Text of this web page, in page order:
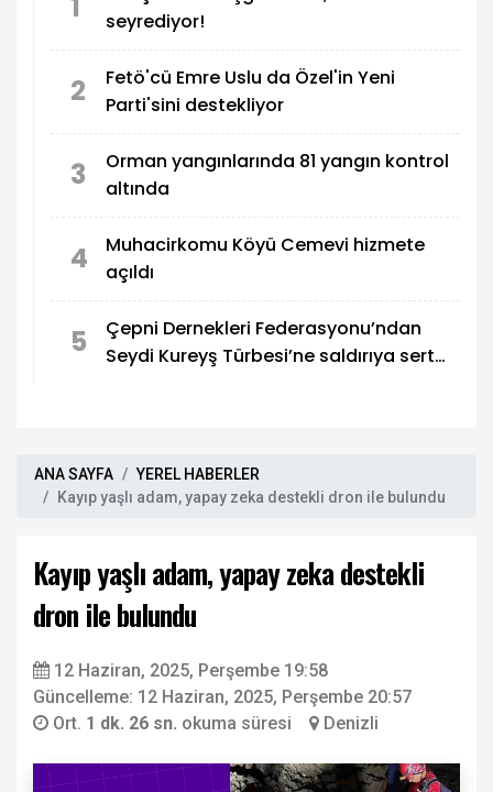
seyrediyor!
2
Fetö'cü Emre Uslu da Özel'in Yeni
Parti'sini destekliyor
3
Orman yangınlarında 81 yangın kontrol
altında
4
Muhacirkomu Köyü Cemevi hizmete
açıldı
5
Çepni Dernekleri Federasyonu’ndan
Seydi Kureyş Türbesi’ne saldırıya sert
ANA SAYFA
YEREL HABERLER
Kayıp yaşlı adam, yapay zeka destekli dron ile bulundu
Kayıp yaşlı adam, yapay zeka destekli
dron ile bulundu
12 Haziran, 2025, Perşembe 19:58
Güncelleme: 12 Haziran, 2025, Perşembe 20:57
Ort. 1 dk. 26 sn. okuma süresi Denizli